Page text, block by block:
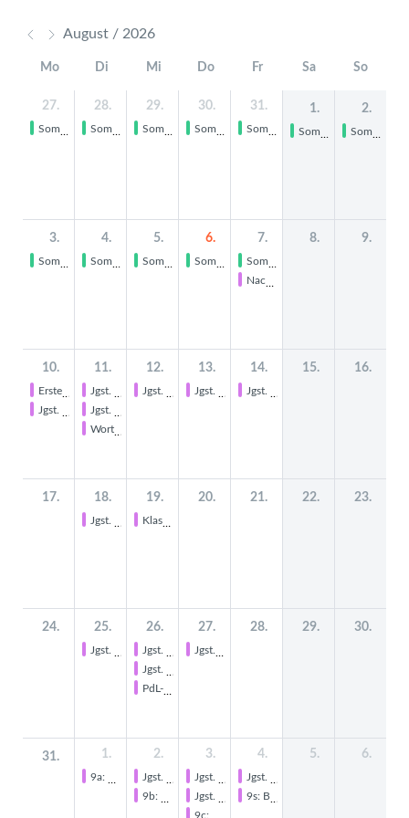
August / 2026
Mo Di Mi Do Fr Sa So
27.
Sommerferien
28.
Sommerferien
29.
Sommerferien
30.
Sommerferien
31.
Sommerferien
1.
Sommerferien
2.
Sommerferien
3.
Sommerferien
4.
Sommerferien
5.
Sommerferien
6.
Sommerferien
7.
Sommerferien
Nachprüfungen
8. 9.
10.
Erster Schultag, Wiederbeginn des Unterrichts
Jgst. 11: Integrationswoche
11.
Jgst. 11: Integrationswoche
Jgst. 5: Einschulung, 11 Uhr
Wortgottesdienst anlässlich der Einschulung der neuen 5. Klassen
12.
Jgst. 11: Integrationswoche
13.
Jgst. 11: Integrationswoche
14.
Jgst. 11: Integrationswoche
15. 16.
17. 18.
Jgst. 9a & 9b: Bewerbertraining
19.
Klass 9c & 9s: Bewerbertraining Kopie
20. 21. 22. 23.
24. 25.
Jgst. 7: Kennenlerntage in Trier
26.
Jgst. 7: Kennenlerntage in Trier
Jgst. 5, 7 ,9 u. 11: Wahl der Klassenelternsprecher u. der Wahlvertreter für den SEB
PdL-Verleihung
27.
Jgst.13: Sportpraktische Abiturprüfung Leichtathletik
28. 29. 30.
31. 1.
9a: Berufsinformationszentrum mit der Bundesagentur für Arbeit (in der Schule: 1.-3. Std.)
2.
Jgst. 7: Kennenlerntage Trier
9b: Berufsinformationszentrum mit der Bundesagentur für Arbeit (in der Schule: 1.-3. Std.) Kopie
3.
Jgst. 7: Kennenlerntage Trier
Jgst. 5a: Kolbenstein
9c: Berufsinformationszentrum mit der Bundesagentur für Arbeit (in der Schule: 1.-3. Std.) Kopie Kopie
4.
Jgst. 5a: Kolbenstein
9s: Berufsinformationszentrum mit der Bundesagentur für Arbeit (in der Schule: 1.-3. Std.)
5. 6.